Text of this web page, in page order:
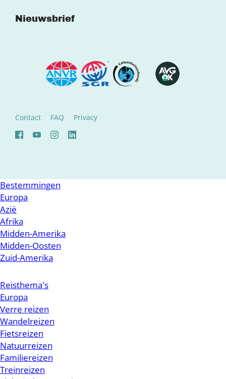
Nieuwsbrief
Contact FAQ Privacy
Bestemmingen
Europa
Azië
Afrika
Midden-Amerika
Midden-Oosten
Zuid-Amerika
Reisthema's
Europa
Verre reizen
Wandelreizen
Fietsreizen
Natuurreizen
Familiereizen
Treinreizen